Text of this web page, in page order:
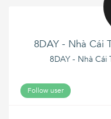
8DAY - Nhà Cái
8DAY - Nhà Cái
Follow user